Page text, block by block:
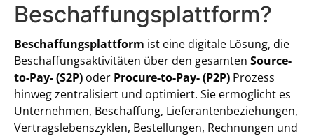
Beschaffungsplattform?
Beschaffungsplattform ist eine digitale Lösung, die
Beschaffungsaktivitäten über den gesamten Source-
to-Pay- (S2P) oder Procure-to-Pay- (P2P) Prozess
hinweg zentralisiert und optimiert. Sie ermöglicht es
Unternehmen, Beschaffung, Lieferantenbeziehungen,
Vertragslebenszyklen, Bestellungen, Rechnungen und